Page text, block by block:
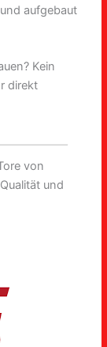
aufgebaut
Kein
direkt
von
und